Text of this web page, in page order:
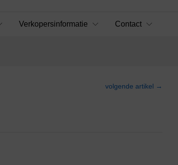
Verkopersinformatie Contact
volgende artikel →